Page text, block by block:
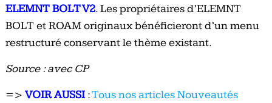
ELEMNT BOLT V2. Les propriétaires d’ELEMNT
BOLT et ROAM originaux bénéficieront d’un menu
restructuré conservant le thème existant.
Source : avec CP
=>VOIR AUSSI:Tous nos articles Nouveautés